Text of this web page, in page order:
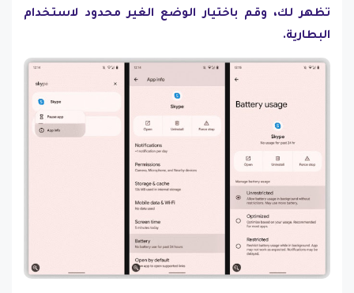
تظهر لك، وقم باختيار الوضع الغير محدود لاستخدام
البطارية.